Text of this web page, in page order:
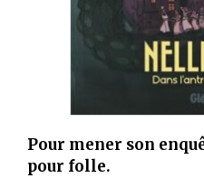
Pour mener son
pour folle.